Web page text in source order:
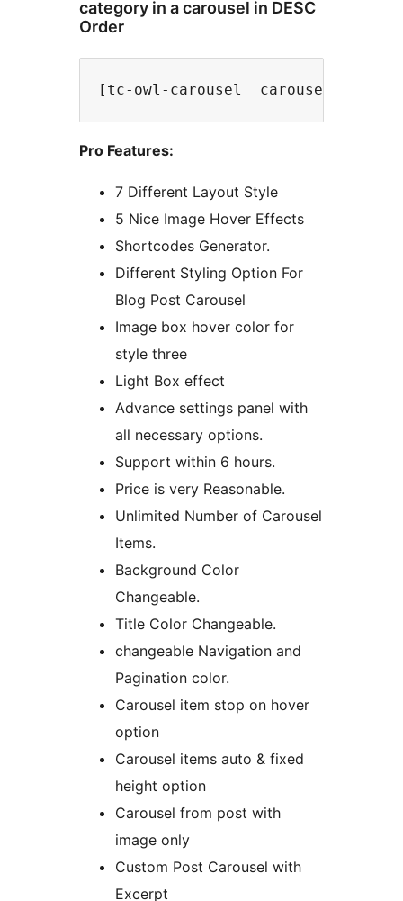
category in a carousel in DESC
Order
[tc-owl-carousel
Pro Features:
7 Different Layout Style
5 Nice Image Hover Effects
Shortcodes Generator.
Different Styling Option For
Blog Post Carousel
Image box hover color for
style three
Light Box effect
Advance settings panel with
all necessary options.
Support within 6 hours.
Price is very Reasonable.
Unlimited Number of Carousel
Items.
Background Color
Changeable.
Title Color Changeable.
changeable Navigation and
Pagination color.
Carousel item stop on hover
option
Carousel items auto & fixed
height option
Carousel from post with
image only
Custom Post Carousel with
Excerpt